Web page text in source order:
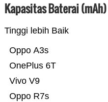
Kapasitas Baterai (mAh)
Tinggi lebih Baik
Oppo R7s
Vivo V9
OnePlus 6T
Oppo A3s